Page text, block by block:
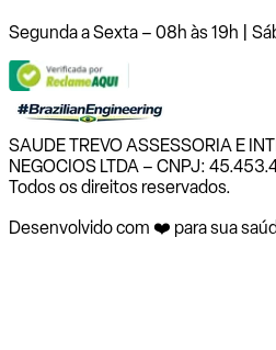
Segunda a Sexta – 08h às 19h |
SAUDE TREVO ASSESSORIA E
NEGOCIOS LTDA – CNPJ:
Todos os direitos reservados.
Desenvolvido com ❤️ para sua